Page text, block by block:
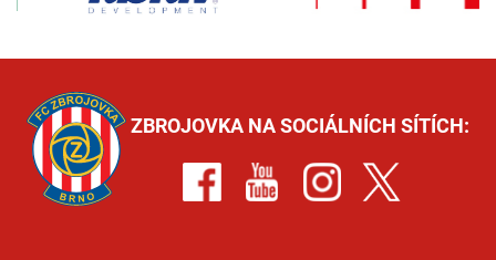
ZBROJOVKA NA SOCIÁLNÍCH SÍTÍCH: